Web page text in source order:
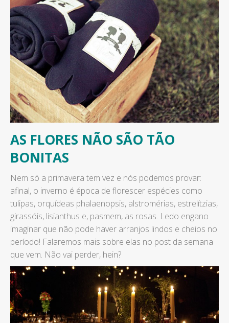
AS FLORES NÃO SÃO TÃO
BONITAS
Nem só a primavera tem vez e nós podemos provar:
afinal, o inverno é época de florescer espécies como
tulipas, orquídeas phalaenopsis, alstromérias, estrelítzias,
girassóis, lisianthus e, pasmem, as rosas. Ledo engano
imaginar que não pode haver arranjos lindos e cheios no
período! Falaremos mais sobre elas no post da semana
que vem. Não vai perder, hein?